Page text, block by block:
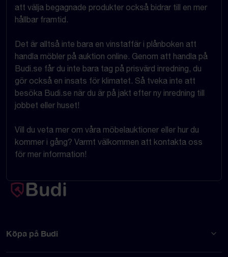
att välja begagnade produkter också bidrar till en mer
hållbar framtid.
Det är alltså inte bara en vinstaffär i plånboken att
handla möbler på auktion online. Genom att handla på
Budi.se får du inte bara tag på prisvärd inredning, du
gör också en insats för klimatet. Så tveka inte att
besöka Budi.se när du är på jakt efter ny inredning till
jobbet eller huset!
Vill du veta mer om våra möbelauktioner eller hur du
kommer i gång? Varmt välkommen att kontakta oss
för mer information!
Köpa på Budi